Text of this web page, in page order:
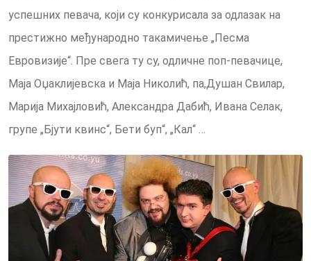
успешних певача, који су конкурисала за одлазак на
престижно међународно такамичење „Песма
Евровизије“. Пре свега ту су, одличне поп-певачице,
Маја Оџаклијевска и Маја Николић, па,Душан Свилар,
Марија Михајловић, Александра Дабић, Ивана Селак,
групе „Бјути квинс“, Бети буп“, „Кал“ …